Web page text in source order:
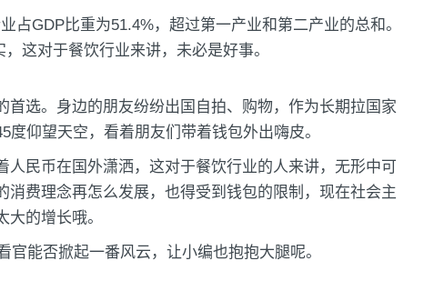
占GDP比重为51.4%，超过第一产业和第二产业的总和。
这对于餐饮行业来讲，未必是好事。
首选。身边的朋友纷纷出国自拍、购物，作为长期拉国家
仰望天空，看着朋友们带着钱包外出嗨皮。
人民币在国外潇洒，这对于餐饮行业的人来讲，无形中可
消费理念再怎么发展，也得受到钱包的限制，现在社会主
的增长哦。
能否掀起一番风云，让小编也抱抱大腿呢。